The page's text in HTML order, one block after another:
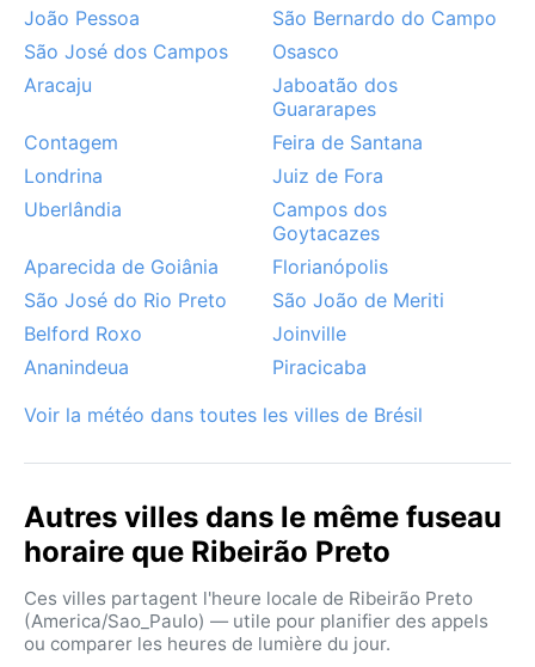
explorer Ribeirão Preto.
João Pessoa
São Bernardo do Campo
São José dos Campos
Osasco
Aracaju
Jaboatão dos
Guararapes
Contagem
Feira de Santana
Londrina
Juiz de Fora
Uberlândia
Campos dos
Goytacazes
Aparecida de Goiânia
Florianópolis
São José do Rio Preto
São João de Meriti
Belford Roxo
Joinville
Ananindeua
Piracicaba
Voir la météo dans toutes les villes de Brésil
Autres villes dans le même fuseau
horaire que Ribeirão Preto
Ces villes partagent l'heure locale de Ribeirão Preto
(America/Sao_Paulo) — utile pour planifier des appels
ou comparer les heures de lumière du jour.